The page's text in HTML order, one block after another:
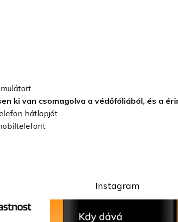
ki van csomagolva a védőfóliából, és a
hátlapját
Instagram